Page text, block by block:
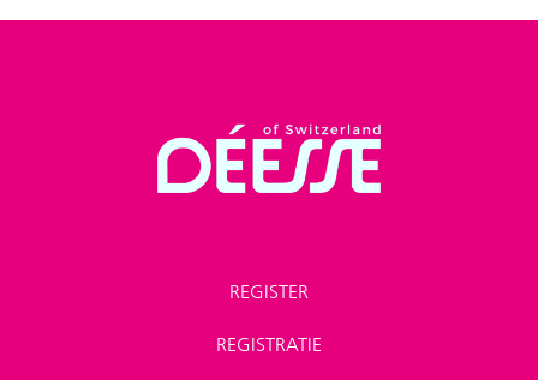
REGISTER
REGISTRATIE